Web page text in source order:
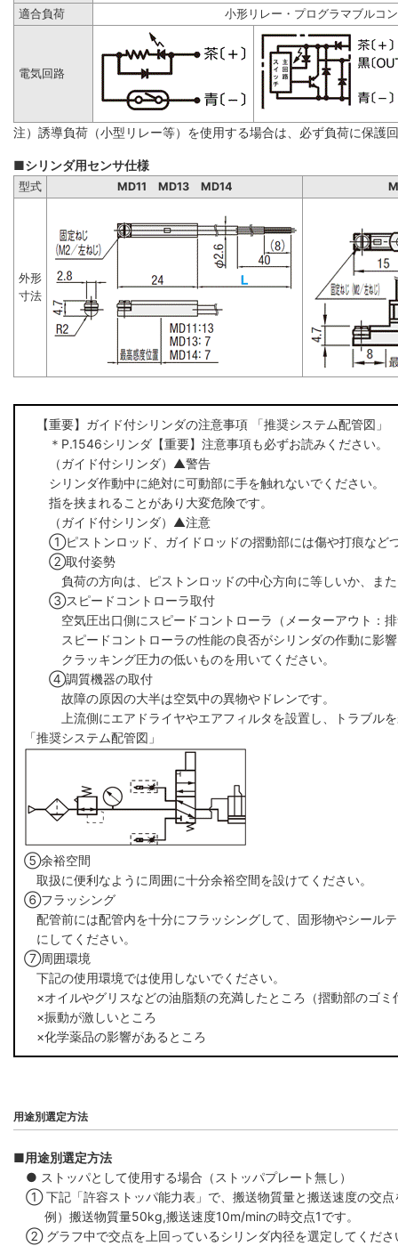
適合負荷
小形リレー・プログラマブルコ
電気回路
注）誘導負荷（小型リレー等）を使用する場合は、必ず負荷に保護
■シリンダ用センサ仕様
型式 MD11 MD13 MD14
外形
寸法
【重要】ガイド付シリンダの注意事項 「推奨システム配管図」
＊P.1546シリンダ【重要】注意事項も必ずお読みください。
（ガイド付シリンダ）▲警告
シリンダ作動中に絶対に可動部に手を触れないでください。
指を挟まれることがあり大変危険です。
（ガイド付シリンダ）▲注意
①ピストンロッド、ガイドロッドの摺動部には傷や打痕など
②取付姿勢
負荷の方向は、ピストンロッドの中心方向に等しいか、ま
③スピードコントローラ取付
空気圧出口側にスピードコントローラ（メーターアウト：
スピードコントローラの性能の良否がシリンダの作動に影
クラッキング圧力の低いものを用いてください。
④調質機器の取付
故障の原因の大半は空気中の異物やドレンです。
上流側にエアドライヤやエアフィルタを設置し、トラブル
「推奨システム配管図」
⑤余裕空間
取扱に便利なように周囲に十分余裕空間を設けてください。
⑥フラッシング
配管前には配管内を十分にフラッシングして、固形物やシール
にしてください。
⑦周囲環境
下記の使用環境では使用しないでください。
×オイルやグリスなどの油脂類の充満したところ（摺動部のゴ
×振動が激しいところ
×化学薬品の影響があるところ
用途別選定方法
■用途別選定方法
● ストッパとして使用する場合（ストッパプレート無し）
① 下記「許容ストッパ能力表」で、搬送物質量と搬送速度の交点
例）搬送物質量50kg,搬送速度10m/minの時交点1です。
② グラフ中で交点を上回っているシリンダ内径を選定してくださ